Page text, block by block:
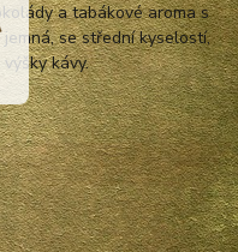
a tabákové aroma s
se střední kyselostí,
kávy.